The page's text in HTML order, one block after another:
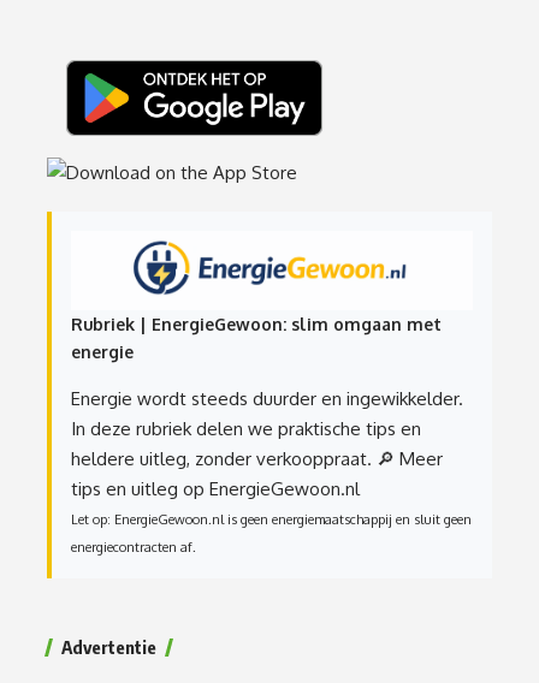
Rubriek | EnergieGewoon: slim omgaan met
energie
Energie wordt steeds duurder en ingewikkelder.
In deze rubriek delen we praktische tips en
heldere uitleg, zonder verkooppraat. 🔎 Meer
tips en uitleg op EnergieGewoon.nl
Let op: EnergieGewoon.nl is geen energiemaatschappij en sluit geen
energiecontracten af.
Advertentie